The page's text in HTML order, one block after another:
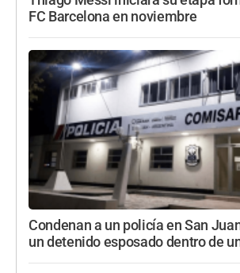
FC Barcelona en noviembre
Condenan a un policía en San
un detenido esposado dentro de